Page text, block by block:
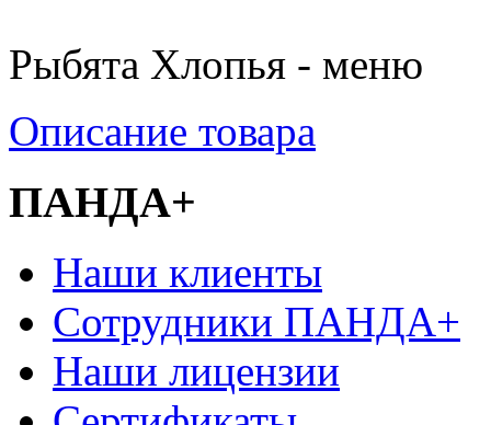
Рыбята Хлопья - меню
Описание товара
ПАНДА+
Наши клиенты
Сотрудники ПАНДА+
Наши лицензии